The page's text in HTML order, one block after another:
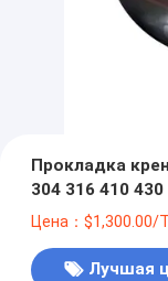
Прокладка
304 316 410
Цена：$1,300.00/
Лучшая